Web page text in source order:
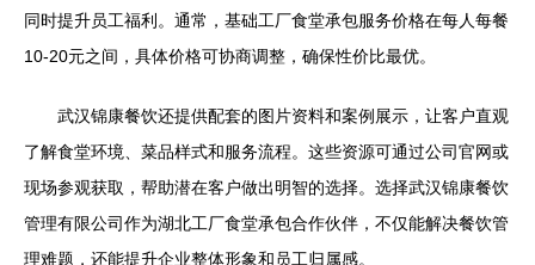
同时提升员工福利。通常，基础工厂食堂承包服务价格在每人每餐
10-20元之间，具体价格可协商调整，确保性价比最优。
武汉锦康餐饮还提供配套的图片资料和案例展示，让客户直观
了解食堂环境、菜品样式和服务流程。这些资源可通过公司官网或
现场参观获取，帮助潜在客户做出明智的选择。选择武汉锦康餐饮
管理有限公司作为湖北工厂食堂承包合作伙伴，不仅能解决餐饮管
理难题，还能提升企业整体形象和员工归属感。